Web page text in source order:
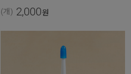
(개) 2,000원